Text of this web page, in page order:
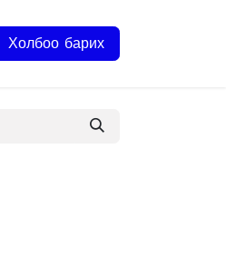
Холбоо барих